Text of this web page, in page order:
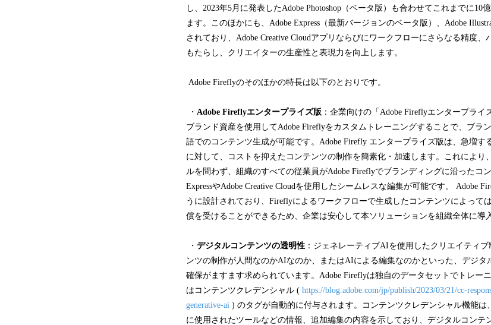
し、2023年5月に発表したAdobe Photoshop（ベータ版）も合わせてこれまでに10
ます。このほかにも、Adobe Express（最新バージョンのベータ版）、Adobe
されており、Adobe Creative Cloudアプリならびにワークフローにさらなる精度
もたらし、クリエイターの生産性と表現力を向上します。
Adobe Fireflyのそのほかの特長は以下のとおりです。
・ Adobe Fireflyエンタープライズ版 ：企業向けの「Adobe Fireflyエンタープラ
ブランド資産を使用してAdobe Fireflyをカスタムトレーニングすることで、ブラ
語でのコンテンツ生成が可能です。Adobe Firefly エンタープライズ版は、急増す
に対して、コストを抑えたコンテンツの制作を簡素化・加速します。これにより
ルを問わず、組織のすべての従業員がAdobe Fireflyでブランディングに沿ったコ
ExpressやAdobe Creative Cloudを使用したシームレスな編集が可能です。 Adobe
うに設計されており、Fireflyによるワークフローで生成したコンテンツによって
償を受けることができるため、企業は安心して本ソリューションを組織全体に導
・ デジタルコンテンツの透明性 ：ジェネレーティブAIを使用したクリエイティ
ンツの制作が人間なのかAIなのか、またはAIによる編集なのかといった、デジタ
確保がますます求められています。Adobe Fireflyは独自のデータセットでトレー
はコンテンツクレデンシャル ( https://blog.adobe.com/jp/publish/2023/03/21/cc-
generative-ai ) のタグが自動的に付与されます。コンテンツクレデンシャル機能
に使用されたツールなどの情報、追加編集の内容を示しており、デジタルコンテ